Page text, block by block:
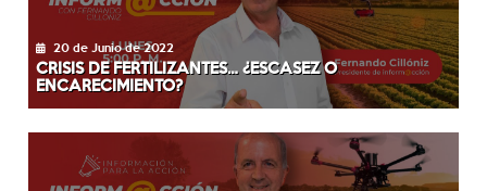
20 de Junio de 2022
CRISIS DE FERTILIZANTES… ¿ESCASEZ O
ENCARECIMIENTO?